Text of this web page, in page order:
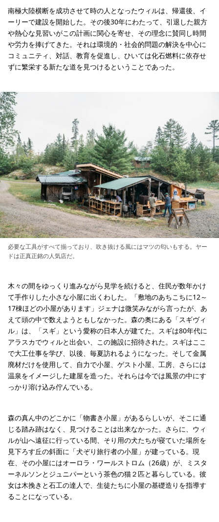
南極大陸横断を成功させて時の人となったウィルは、帰還後、イ
ーリーで建設を開始した。その後30年にわたって、引退した親方
や熱心な見習いがこの計画に関心を寄せ、その理念に賛同し時間
や労力を捧げてきた。それは環境的・社会的問題の解決を中心に
コミュニティ、対話、教育を促進し、ひいては化石燃料に依存せ
ずに繁栄する新たな道を見つけるということであった。
必要な工具がすべて揃っており、吹き抜ける風にはマツの匂いもする。ヤー
ドは正真正銘の人気店だ。
木々の間をゆっくり進みながら見学を続けると、住民が数年かけ
て手作りした小さな小屋に出くわした。「敷地のあちこちに12～
17棟ほどの小屋があります」ジェナは微笑みながら言ったが、あ
えて頭の中で数えようともしなかった。森の奥にある「スギヴィ
ル」は、「スギ」という愛称の日本人が建てた。スギは80年代に
アラスカでウィルと出会い、この施設に招待された。スギはここ
で大工仕事を学び、以後、毎夏訪れるようになった。そして金属
廃材だけを使用して、自力で小屋、ゲスト小屋、工房、さらには
温泉をイメージした建屋を造った。それらは今では風景の中にす
っかり溶け込み佇んでいる。
森の真ん中のどこかに「物書き小屋」があるらしいが、そこに通
じる踏み跡はなく、見つけることは出来なかった。さらに、ウィ
ルが山へ遠征に行っている間、そり用の犬たちが寝ていた場所を
見下ろす丘の斜面に「犬ぞり旅行者の小屋」が建っている。現
在、その小屋にはオーロラ・ワールストロム（26歳）が、ミスタ
ーネルソンとジュニパーという茶色の猫２匹と暮らしている。彼
女は木挽きと石工の達人で、生徒たちに小屋の基礎造りを指導す
ることになっている。